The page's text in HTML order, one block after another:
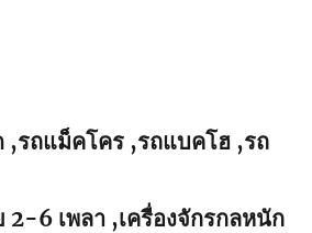
,รถแม็คโคร ,รถแบคโฮ ,รถ
2-6 เพลา ,เครื่องจักรกลหนัก